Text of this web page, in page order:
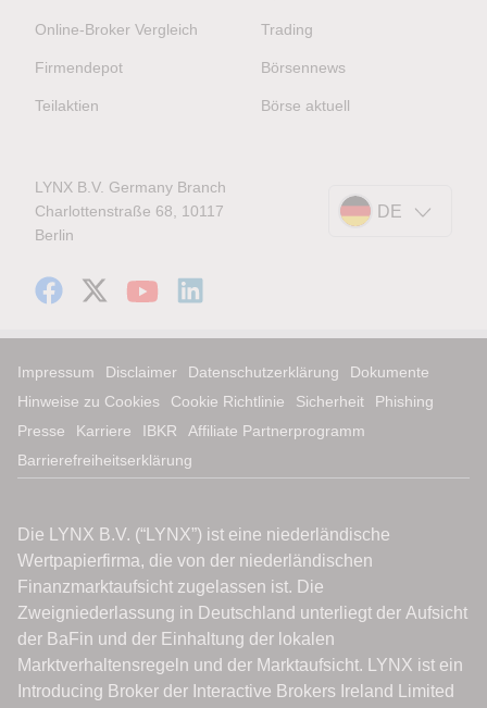
Online-Broker Vergleich
Firmendepot
Teilaktien
Trading
Börsennews
Börse aktuell
LYNX B.V. Germany Branch
Charlottenstraße 68, 10117
Berlin
DE
Impressum Disclaimer Datenschutzerklärung
Dokumente
Hinweise zu Cookies
Cookie Richtlinie Sicherheit
Phishing
Presse
Karriere IBKR
Affiliate Partnerprogramm
Barrierefreiheitserklärung